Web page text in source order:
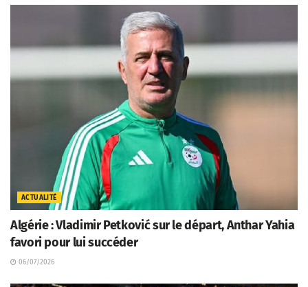
ACTUALITÉ
Algérie : Vladimir Petković sur le départ, Anthar Yahia
favori pour lui succéder
06/07/2026